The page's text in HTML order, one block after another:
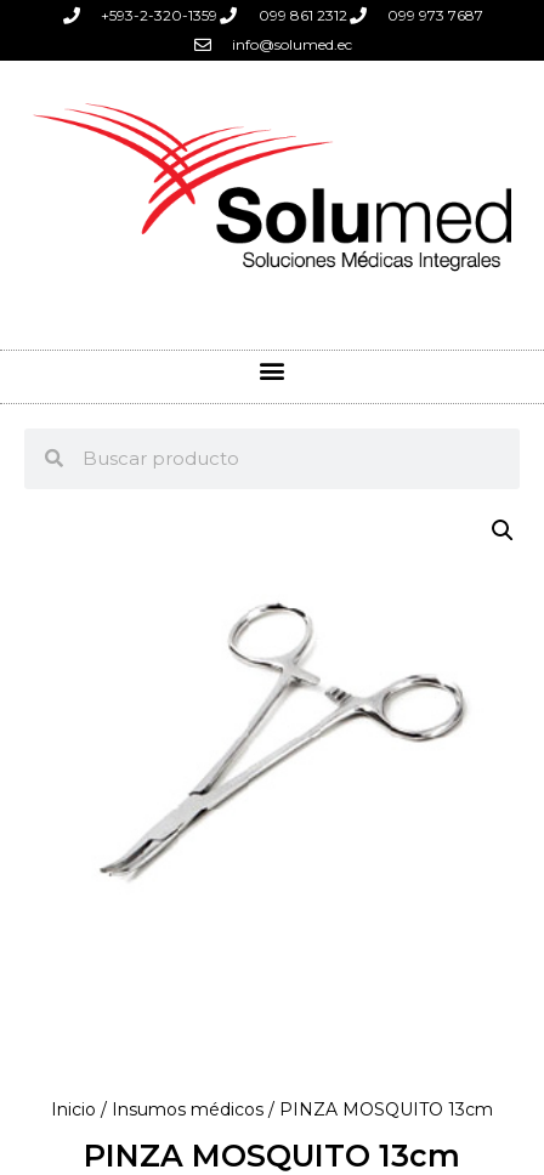
+593-2-320-1359 099 861 2312
099 973 7687
info@solumed.ec
Inicio / Insumos médicos / PINZA MOSQUITO 13cm
PINZA MOSQUITO 13cm